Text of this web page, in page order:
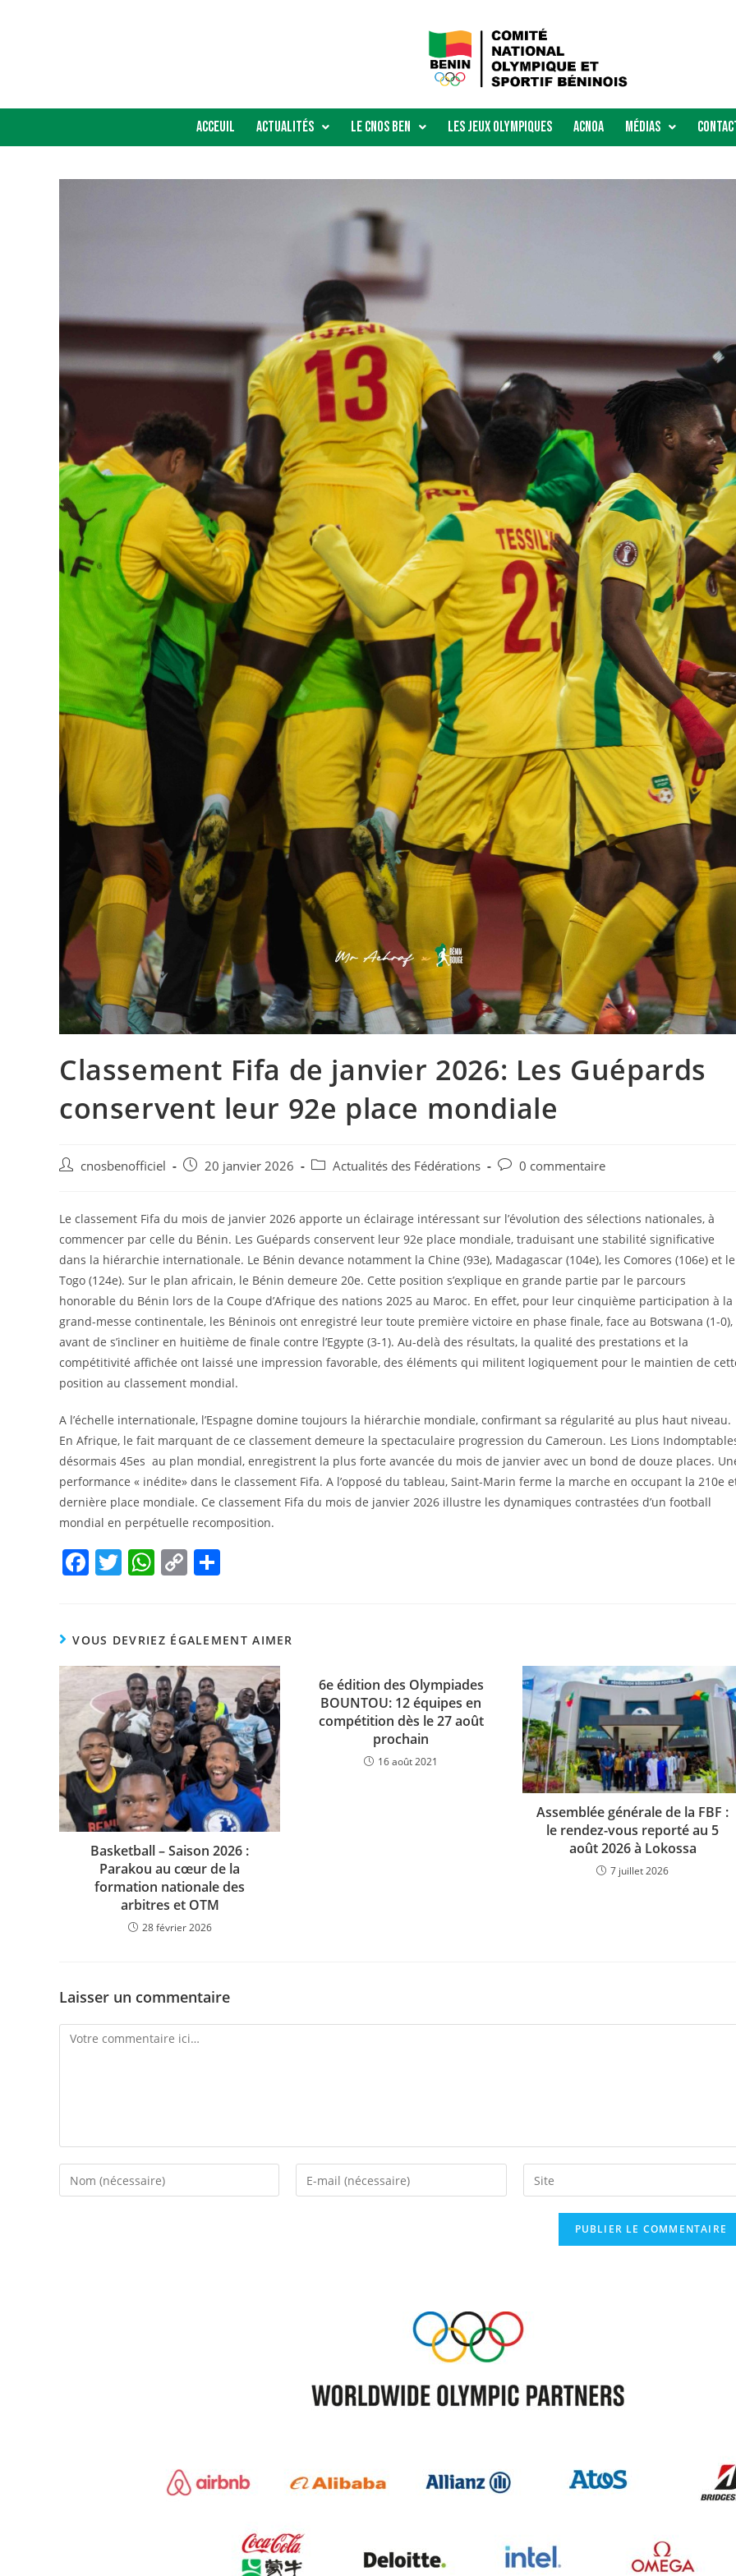
Acceuil Actualités Le Cnos Ben Les Jeux Olympiques ACNOA Médias
Classement Fifa de janvier 2026: Les Guépards
conservent leur 92e place mondiale
cnosbenofficiel 20 janvier 2026 Actualités des Fédérations 0 commentaire
Le classement Fifa du mois de janvier 2026 apporte un éclairage intéressant sur l’évolution des sélections nationales, à
commencer par celle du Bénin. Les Guépards conservent leur 92e place mondiale, traduisant une stabilité significative
dans la hiérarchie internationale. Le Bénin devance notamment la Chine (93e), Madagascar (104e), les Comores (106e) et le
Togo (124e). Sur le plan africain, le Bénin demeure 20e. Cette position s’explique en grande partie par le parcours
honorable du Bénin lors de la Coupe d’Afrique des nations 2025 au Maroc. En effet, pour leur cinquième participation à la
grand-messe continentale, les Béninois ont enregistré leur toute première victoire en phase finale, face au Botswana (1-0),
avant de s’incliner en huitième de finale contre l’Egypte (3-1). Au-delà des résultats, la qualité des prestations et la
compétitivité affichée ont laissé une impression favorable, des éléments qui militent logiquement pour le maintien de
position au classement mondial.
A l’échelle internationale, l’Espagne domine toujours la hiérarchie mondiale, confirmant sa régularité au plus haut niveau.
En Afrique, le fait marquant de ce classement demeure la spectaculaire progression du Cameroun. Les Lions
désormais 45es au plan mondial, enregistrent la plus forte avancée du mois de janvier avec un bond de douze places.
performance « inédite» dans le classement Fifa. A l’opposé du tableau, Saint-Marin ferme la marche en occupant la 210e
dernière place mondiale. Ce classement Fifa du mois de janvier 2026 illustre les dynamiques contrastées d’un football
mondial en perpétuelle recomposition.
F
e
b
o
o
k
T
er
W
s
A
p
p
C
y
Li
n
k
g
er
VOUS DEVRIEZ ÉGALEMENT AIMER
Basketball – Saison 2026 :
Parakou au cœur de la
formation nationale des
arbitres et OTM
28 février 2026
6e édition des Olympiades
BOUNTOU: 12 équipes en
compétition dès le 27 août
prochain
16 août 2021
Assemblée générale de la FBF :
le rendez-vous reporté au 5
août 2026 à Lokossa
7 juillet 2026
Laisser un commentaire